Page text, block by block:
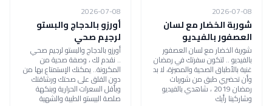
2026-07-08
شوربة الخضار مع لسان
العصفور بالفيديو
شوربة الخضار مع لسان العصفور
بالفيديو .. لتكون سفرتك في رمضان
غنية بالأطباق الصحية والمميزة، لا بد
وأن تحضري طبق من شوربات
رمضان 2019 ، شاهدي بالفيديو
وشاركينا رأيك
2026-07-08
أورزو بالدجاج والبستو
لرجيم صحي
أورزو بالدجاج والبستو لرجيم صحي
.. نقدم لك ، وصفة صحية من
المكرونة.. يمكنك الإستمتاع بها من
دون القلق على صحتك ورشاقتك
وبأقل السعرات الحرارية وبنكهة
صلصة البيستو الطيبة والشهية